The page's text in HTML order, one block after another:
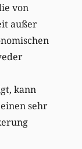
von
außer
kann
sehr